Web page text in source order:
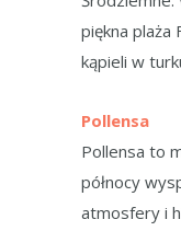
piękna plaża
kąpieli w
Pollensa
Pollensa to
północy
atmosfery i